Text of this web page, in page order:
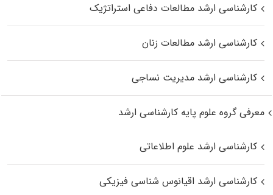
کارشناسی ارشد مطالعات دفاعی استراتژیک
کارشناسی ارشد مطالعات زنان
کارشناسی ارشد مدیریت نساجی
معرفی گروه علوم پایه کارشناسی ارشد
کارشناسی ارشد علوم اطلاعاتی
کارشناسی ارشد اقیانوس‌ شناسی فیزیکی